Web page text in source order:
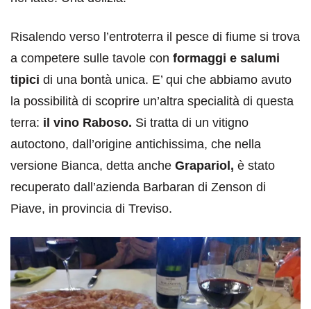
Risalendo verso l’entroterra il pesce di fiume si trova
a competere sulle tavole con formaggi e salumi
tipici di una bontà unica. E’ qui che abbiamo avuto
la possibilità di scoprire un’altra specialità di questa
terra: il vino Raboso. Si tratta di un vitigno
autoctono, dall’origine antichissima, che nella
versione Bianca, detta anche Grapariol, è stato
recuperato dall’azienda Barbaran di Zenson di
Piave, in provincia di Treviso.